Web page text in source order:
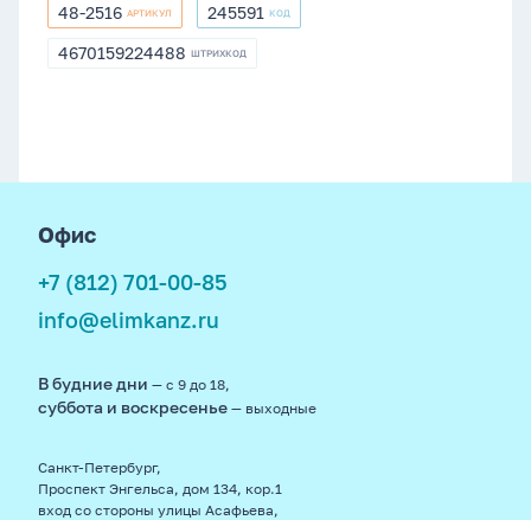
48-
2516
48-2516 АРТИКУЛ 245591
245591 КОД
4670159224488
4670159224488 ШТРИХКОД
Офис
+7 (812) 701-00-85
info@elimkanz.ru
В будние дни — с 9 до 18,
суббота и воскресенье — выходные
Санкт-Петербург,
Проспект Энгельса, дом 134, кор.1
вход со стороны улицы Асафьева,